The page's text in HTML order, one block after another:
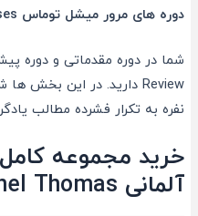
دوره های مرور میشل توماس Review Courses :
شما در دوره مقدماتی و دوره
Review دارید. در این بخش ها شما با
نفره به تکرار فشرده مطالب
خرید مجموعه
آلمانی Michel Thomas